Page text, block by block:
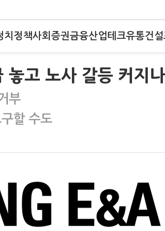
치 정책사회 증권금융산업테크유통건설
놓고 노사 갈등 커지나
부
할 수도